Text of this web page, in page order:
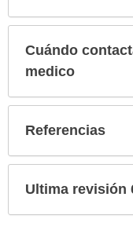
Cuándo
medico
Referencias
Ultima revisión